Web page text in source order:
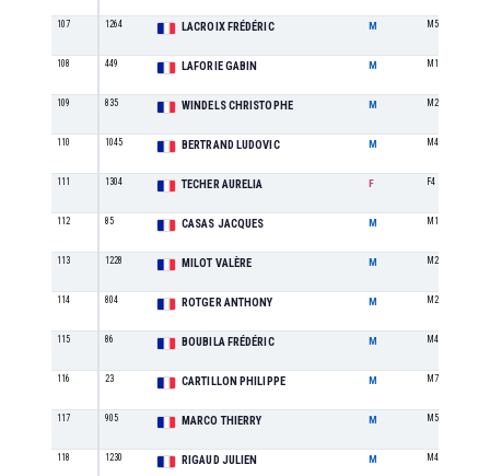
107 1264 LACROIX FRÉDÉRIC M M5
108 449 LAFORIE GABIN M M1
109 835 WINDELS CHRISTOPHE M M2
110 1045 BERTRAND LUDOVIC M M4
111 1304 TECHER AURELIA F F4
112 85 CASAS JACQUES M M1
113 1228 MILOT VALÈRE M M2
114 804 ROTGER ANTHONY M M2
115 86 BOUBILA FRÉDÉRIC M M4
116 23 CARTILLON PHILIPPE M M7
117 905 MARCO THIERRY M M5
118 1230 RIGAUD JULIEN M M4